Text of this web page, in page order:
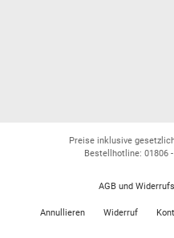
Preise inklusive
Bestellhotline: 01806
AGB und
Annullieren Widerruf